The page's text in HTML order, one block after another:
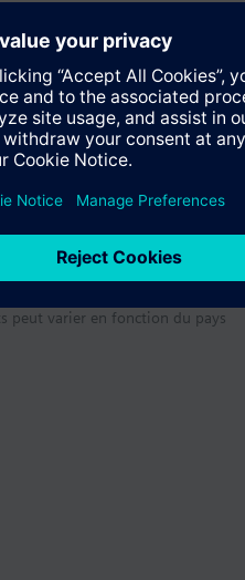
peut varier en fonction du pays